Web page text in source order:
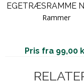
EGETRÆSRAMME
Rammer
Pris fra 99,00